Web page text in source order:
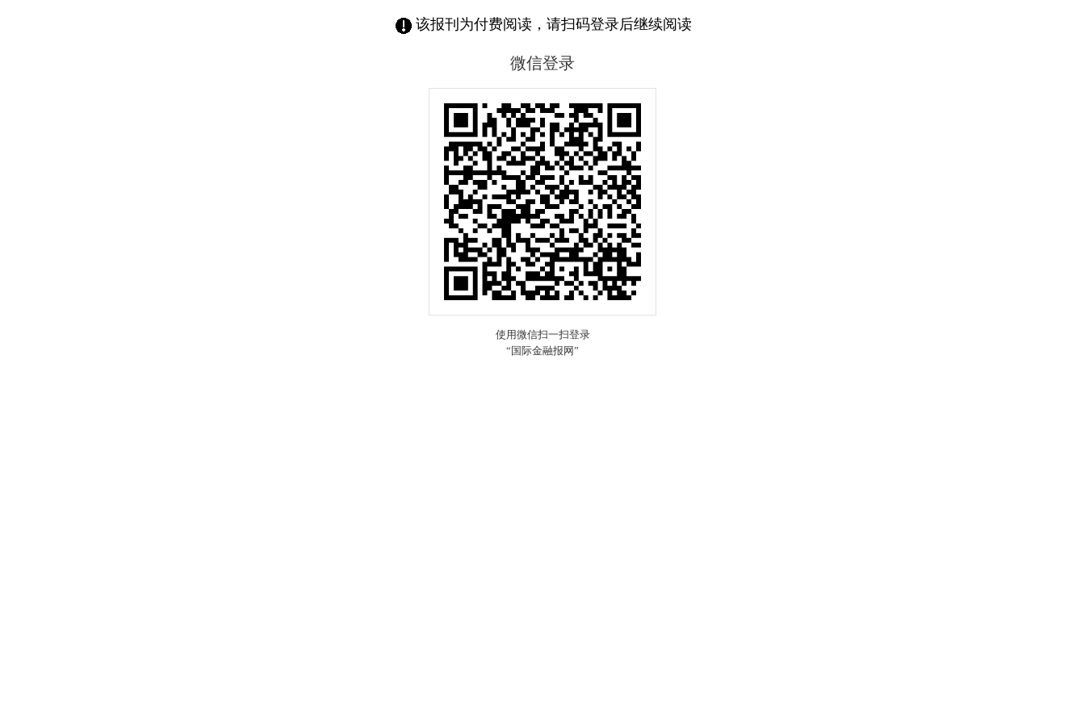
该报刊为付费阅读，请扫码登录后继续阅读